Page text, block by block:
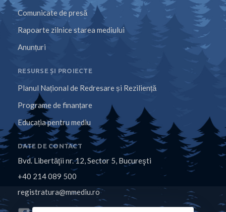
Comunicate de presă
Rapoarte zilnice starea mediului
Anunțuri
RESURSE ȘI PROIECTE
Planul Național de Redresare și Reziliență
Programe de finanțare
Educația pentru mediu
DATE DE CONTACT
Bvd. Libertăţii nr. 12, Sector 5, Bucureşti
+40 214 089 500
registratura@mmediu.ro